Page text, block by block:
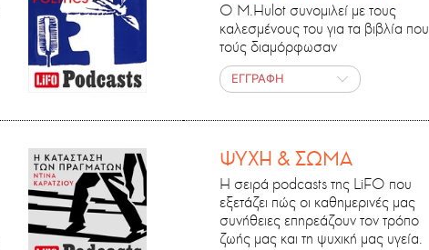
Ο M.Ηulot συνομιλεί με τους
καλεσμένους του για τα βιβλία που
τούς διαμόρφωσαν
ΕΓΓΡΑΦΗ
ΨΥΧΗ & ΣΩΜΑ
Η σειρά podcasts της LiFO που
εξετάζει πώς οι καθημερινές μας
συνήθειες επηρεάζουν τον τρόπο
ζωής μας και τη ψυχική μας υγεία.